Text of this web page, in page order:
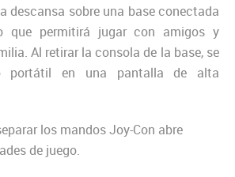
descansa sobre una base conectada
que permitirá jugar con amigos y
Al retirar la consola de la base, se
portátil en una pantalla de alta
los mandos Joy-Con abre
de juego.